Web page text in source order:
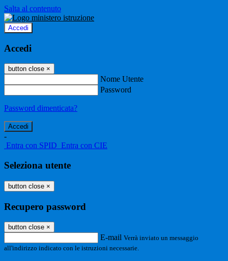
Salta al contenuto
Accedi
Accedi
button close ×
Nome Utente
Password
Password dimenticata?
-
Entra con SPID Entra con CIE
Seleziona utente
button close ×
Recupero password
button close ×
E-mail Verrà inviato un messaggio
all'indirizzo indicato con le istruzioni necessarie.